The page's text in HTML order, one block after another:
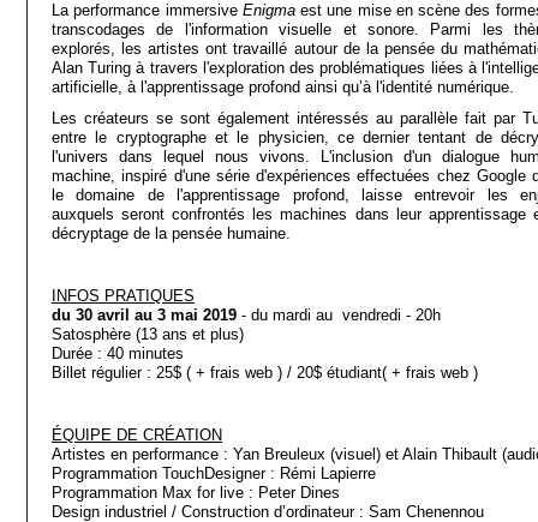
La performance immersive Enigmaest une mise en scène des
transcodages de l'information visuelle et sonore. Parmi les
explorés, les artistes ont travaillé autour de la pensée du
Alan Turing à travers l'exploration des problématiques liées à
artificielle, à l'apprentissage profond ainsi qu’à l'identité numérique.
Les créateurs se sont également intéressés au parallèle fait par
entre le cryptographe et le physicien, ce dernier tentant de
l'univers dans lequel nous vivons. L'inclusion d'un dialogue
machine, inspiré d'une série d'expériences effectuées chez Google
le domaine de l'apprentissage profond, laisse entrevoir les
auxquels seront confrontés les machines dans leur apprentissage
décryptage de la pensée humaine.
INFOS PRATIQUES
du 30 avril au 3 mai 2019 - du mardi au vendredi - 20h
Satosphère (13 ans et plus)
Durée : 40 minutes
Billet régulier : 25$ ( + frais web ) / 20$ étudiant( + frais web )
ÉQUIPE DE CRÉATION
Artistes en performance : Yan Breuleux (visuel) et Alain Thibault
Programmation TouchDesigner : Rémi Lapierre
Programmation Max for live : Peter Dines
Design industriel / Construction d’ordinateur : Sam Chenennou